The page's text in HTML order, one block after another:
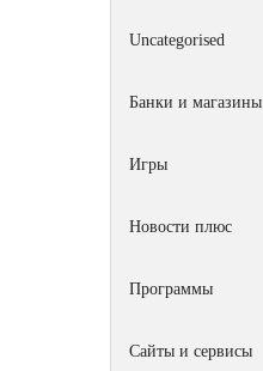
Uncategorised
Банки и магазины
Игры
Новости плюс
Программы
Сайты и сервисы